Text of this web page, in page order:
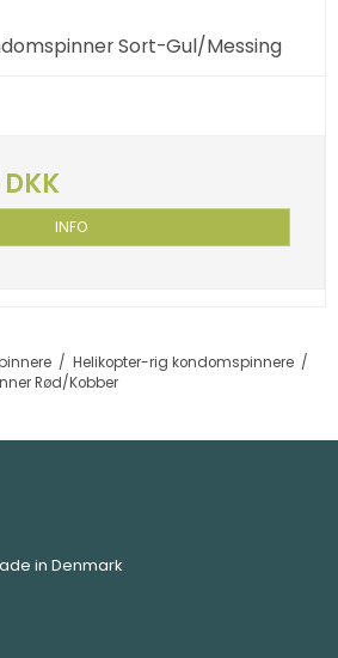
Sort-Gul/Messing
INFO
/ Helikopter-rig kondomspinnere /
Rød/Kobber
in Denmark